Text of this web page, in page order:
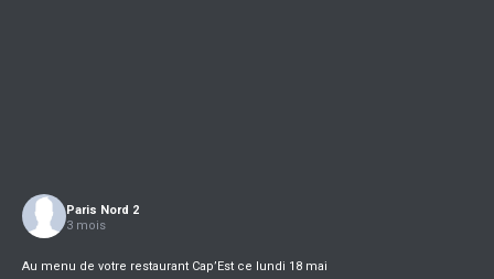
Paris Nord 2
3 mois
Au menu de votre restaurant Cap’Est ce lundi 18 mai